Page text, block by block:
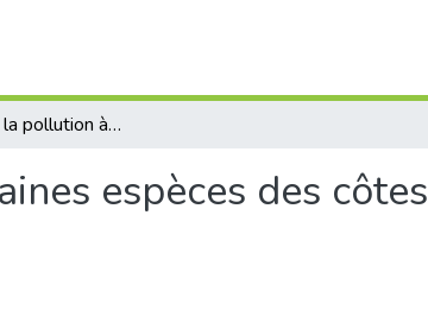
Evaluation de la pollution à travers certaines espèces des côtes marocaines
espèces des côtes